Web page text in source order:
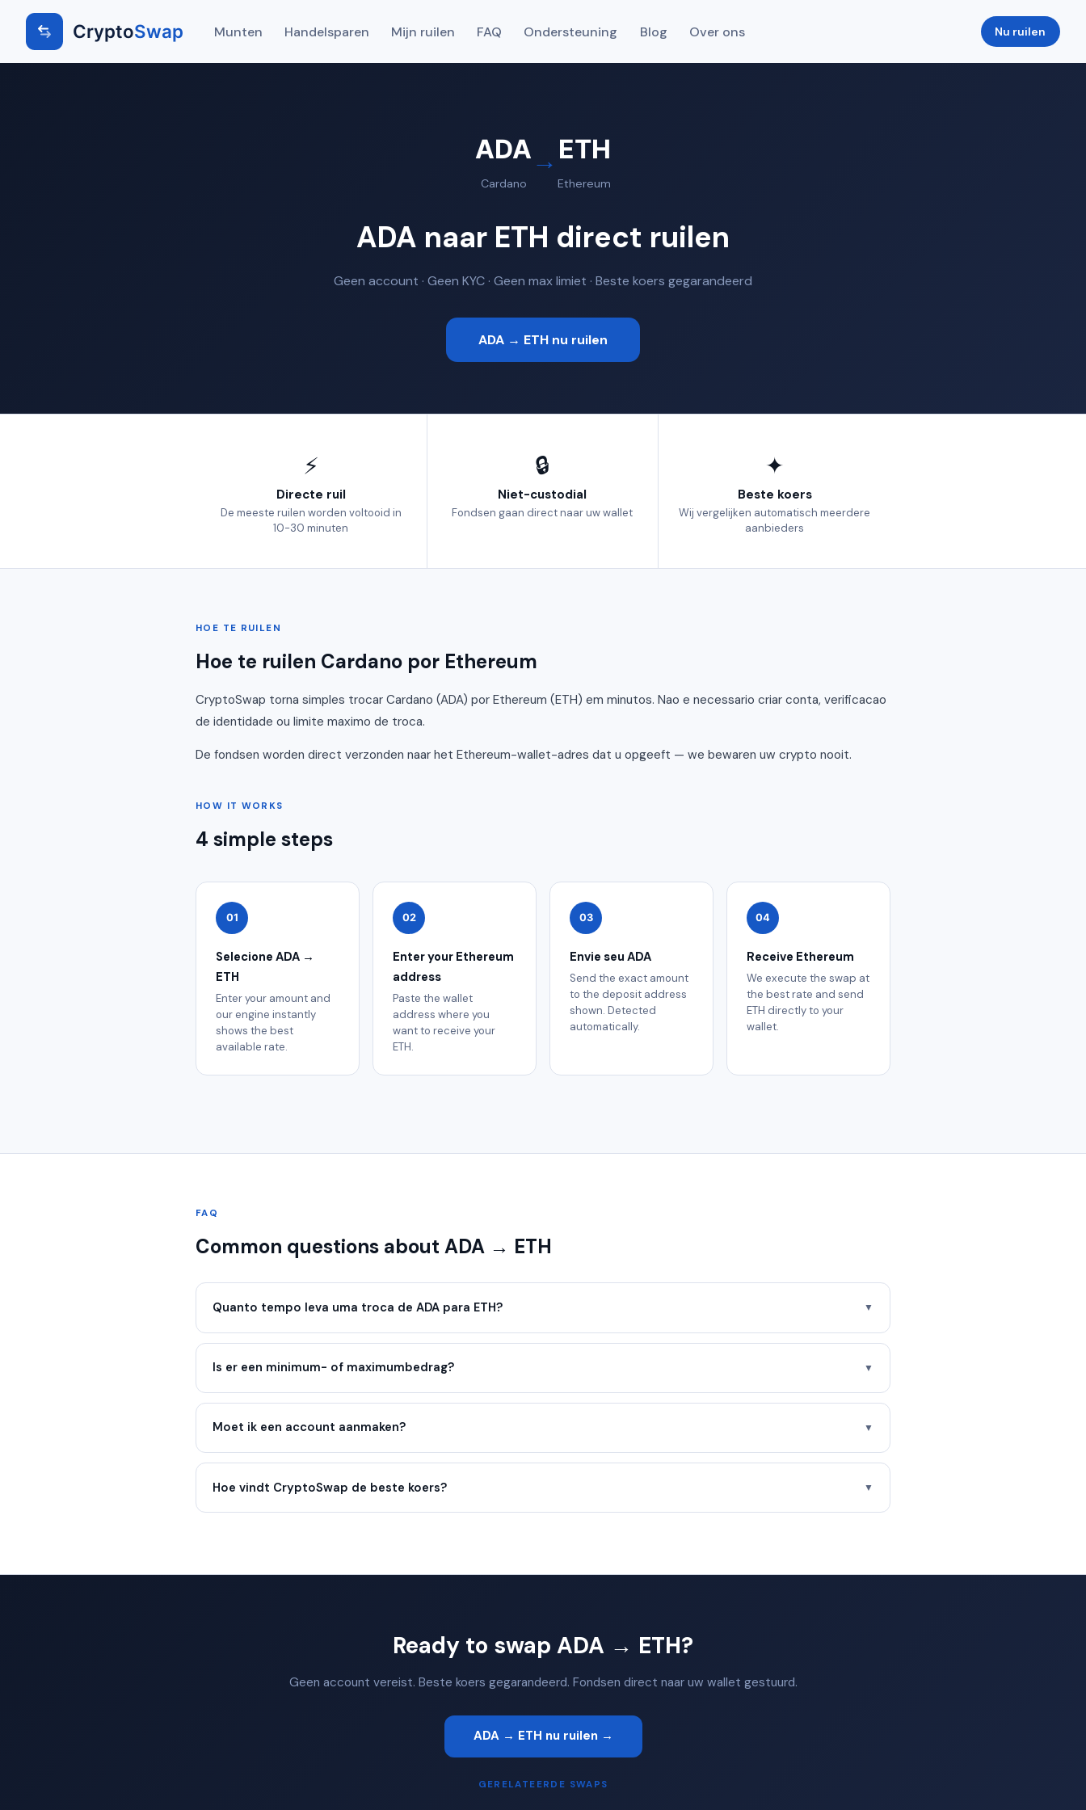
CryptoSwap Munten Handelsparen Mijn ruilen FAQ Ondersteuning Blog Over ons Nu ruilen
ADA
Cardano
→ ETH
Ethereum
ADA naar ETH direct ruilen
Geen account · Geen KYC · Geen max limiet · Beste koers gegarandeerd
ADA → ETH nu ruilen
⚡
Directe ruil
De meeste ruilen worden voltooid in
10-30 minuten
🔒
Niet-custodial
Fondsen gaan direct naar uw wallet
✦
Beste koers
Wij vergelijken automatisch meerdere
aanbieders
HOE TE RUILEN
Hoe te ruilen Cardano por Ethereum
CryptoSwap torna simples trocar Cardano (ADA) por Ethereum (ETH) em minutos. Nao e necessario criar conta, verificacao
de identidade ou limite maximo de troca.
De fondsen worden direct verzonden naar het Ethereum-wallet-adres dat u opgeeft — we bewaren uw crypto nooit.
HOW IT WORKS
4 simple steps
01
Selecione ADA →
ETH
Enter your amount and
our engine instantly
shows the best
available rate.
02
Enter your Ethereum
address
Paste the wallet
address where you
want to receive your
ETH.
03
Envie seu ADA
Send the exact amount
to the deposit address
shown. Detected
automatically.
04
Receive Ethereum
We execute the swap at
the best rate and send
ETH directly to your
wallet.
FAQ
Common questions about ADA → ETH
Quanto tempo leva uma troca de ADA para ETH? ▼
Is er een minimum- of maximumbedrag? ▼
Moet ik een account aanmaken? ▼
Hoe vindt CryptoSwap de beste koers? ▼
Ready to swap ADA → ETH?
Geen account vereist. Beste koers gegarandeerd. Fondsen direct naar uw wallet gestuurd.
ADA → ETH nu ruilen →
GERELATEERDE SWAPS